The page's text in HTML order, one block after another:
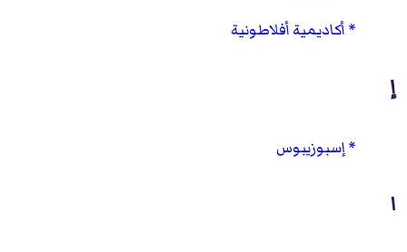
أكاديمية أفلاطونية
إ
إسبوزيبوس
ا